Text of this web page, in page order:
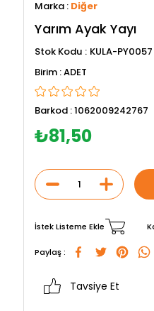
Marka : Diğer
Yarım Ayak Yayı
Stok Kodu
KULA-PY0057
ADET
Barkod :1062009242767
₺81,50
İstek Listeme Ekle
Paylaş :
Tavsiye Et